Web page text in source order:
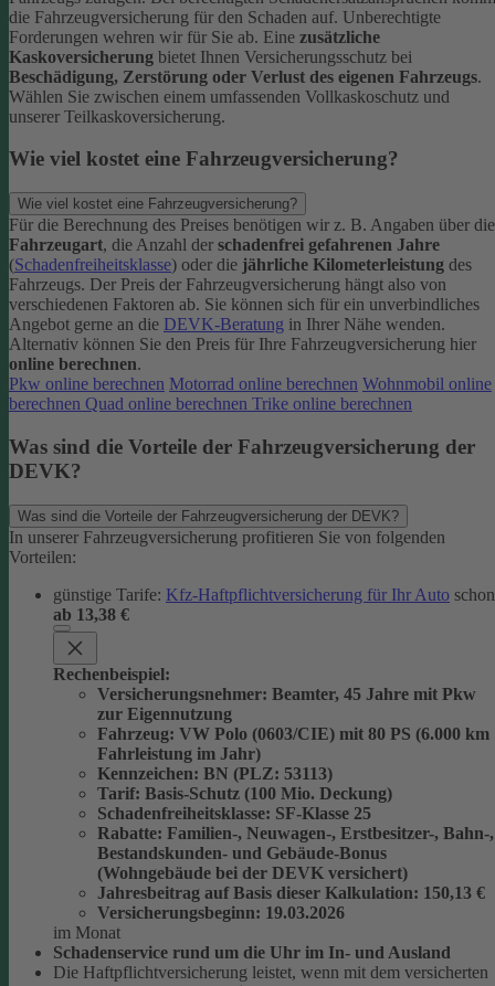
die Fahrzeugversicherung für den Schaden auf. Unberechtigte
Forderungen wehren wir für Sie ab. Eine zusätzliche
Kaskoversicherung bietet Ihnen Versicherungsschutz bei
Beschädigung, Zerstörung oder Verlust des eigenen Fahrzeugs.
Wählen Sie zwischen einem umfassenden Vollkaskoschutz und
unserer Teilkaskoversicherung.
Wie viel kostet eine Fahrzeugversicherung?
Wie viel kostet eine Fahrzeugversicherung?
Für die Berechnung des Preises benötigen wir z. B. Angaben über die
Fahrzeugart, die Anzahl der schadenfrei gefahrenen Jahre
(Schadenfreiheitsklasse) oder die jährliche Kilometerleistung des
Fahrzeugs. Der Preis der Fahrzeugversicherung hängt also von
verschiedenen Faktoren ab. Sie können sich für ein unverbindliches
Angebot gerne an die DEVK-Beratung in Ihrer Nähe wenden.
Alternativ können Sie den Preis für Ihre Fahrzeugversicherung hier
online berechnen.
Pkw online berechnen Motorrad online berechnen Wohnmobil online
berechnen Quad online berechnen Trike online berechnen
Was sind die Vorteile der Fahrzeugversicherung der
DEVK?
Was sind die Vorteile der Fahrzeugversicherung der DEVK?
In unserer Fahrzeugversicherung profitieren Sie von folgenden
Vorteilen:
günstige Tarife: Kfz-Haftpflichtversicherung für Ihr Auto schon
ab 13,38 €
Rechenbeispiel:
Versicherungsnehmer: Beamter, 45 Jahre mit Pkw
zur Eigennutzung
Fahrzeug: VW Polo (0603/CIE) mit 80 PS (6.000 km
Fahrleistung im Jahr)
Kennzeichen: BN (PLZ: 53113)
Tarif: Basis-Schutz (100 Mio. Deckung)
Schadenfreiheitsklasse: SF-Klasse 25
Rabatte: Familien-, Neuwagen-, Erstbesitzer-, Bahn-,
Bestandskunden- und Gebäude-Bonus
(Wohngebäude bei der DEVK versichert)
Jahresbeitrag auf Basis dieser Kalkulation: 150,13 €
Versicherungsbeginn: 19.03.2026
im Monat
Schadenservice rund um die Uhr im In- und Ausland
Die Haftpflichtversicherung leistet, wenn mit dem versicherten